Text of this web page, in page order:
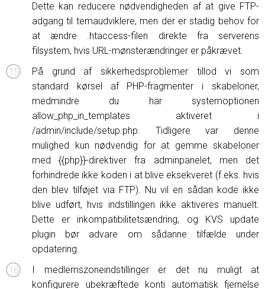
Dette kan reducere nødvendigheden af ​​at give FTP-
adgang til temaudviklere, men der er stadig behov for
at ændre .htaccess-filen direkte fra serverens
filsystem, hvis URL-mønsterændringer er påkrævet.
På grund af sikkerhedsproblemer tillod vi som
standard kørsel af PHP-fragmenter i skabeloner,
medmindre du har systemoptionen
allow_php_in_templates aktiveret i
/admin/include/setup.php. Tidligere var denne
mulighed kun nødvendig for at gemme skabeloner
med {{php}}-direktiver fra adminpanelet, men det
forhindrede ikke koden i at blive eksekveret (f.eks. hvis
den blev tilføjet via FTP). Nu vil en sådan kode ikke
blive udført, hvis indstillingen ikke aktiveres manuelt.
Dette er inkompatibilitetsændring, og KVS update
plugin bør advare om sådanne tilfælde under
opdatering.
I medlemszoneindstillinger er det nu muligt at
konfigurere ubekræftede konti automatisk fjernelse